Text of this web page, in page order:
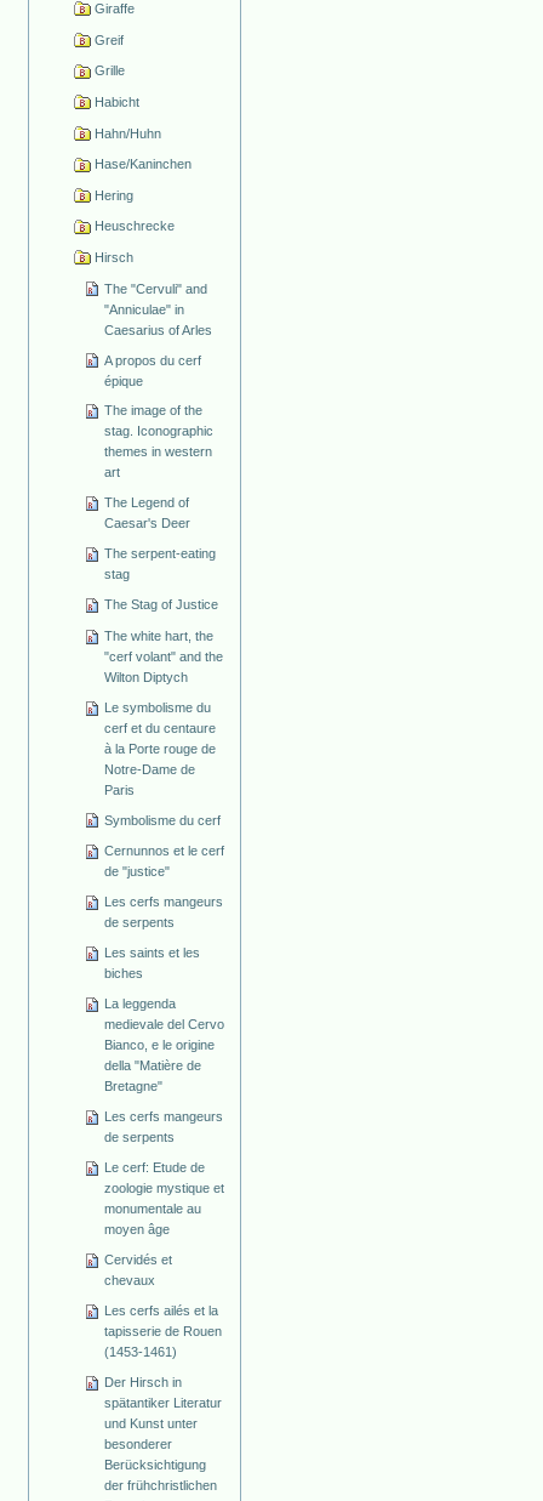
Giraffe
Greif
Grille
Habicht
Hahn/Huhn
Hase/Kaninchen
Hering
Heuschrecke
Hirsch
The "Cervuli" and
"Anniculae" in
Caesarius of Arles
A propos du cerf
épique
The image of the
stag. Iconographic
themes in western
art
The Legend of
Caesar's Deer
The serpent-eating
stag
The Stag of Justice
The white hart, the
"cerf volant" and the
Wilton Diptych
Le symbolisme du
cerf et du centaure
à la Porte rouge de
Notre-Dame de
Paris
Symbolisme du cerf
Cernunnos et le cerf
de "justice"
Les cerfs mangeurs
de serpents
Les saints et les
biches
La leggenda
medievale del Cervo
Bianco, e le origine
della "Matière de
Bretagne"
Les cerfs mangeurs
de serpents
Le cerf: Etude de
zoologie mystique et
monumentale au
moyen âge
Cervidés et
chevaux
Les cerfs ailés et la
tapisserie de Rouen
(1453-1461)
Der Hirsch in
spätantiker Literatur
und Kunst unter
besonderer
Berücksichtigung
der frühchristlichen